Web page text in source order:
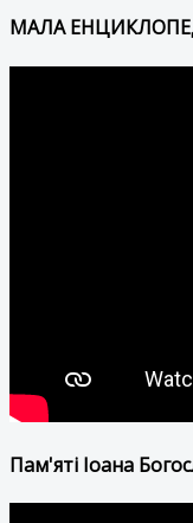
МАЛА
Пам'яті Іоана